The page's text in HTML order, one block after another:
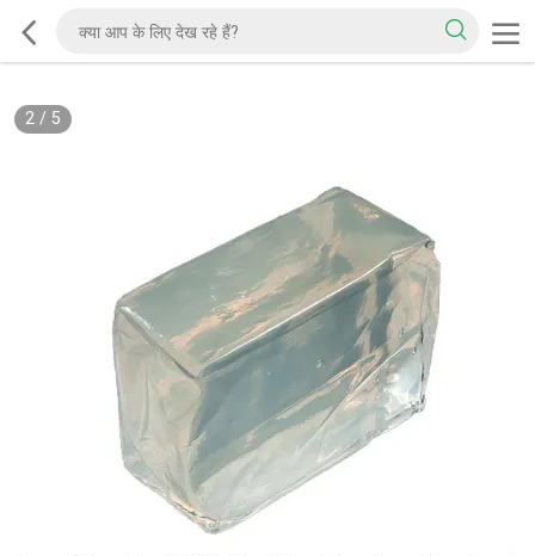
2/ 5